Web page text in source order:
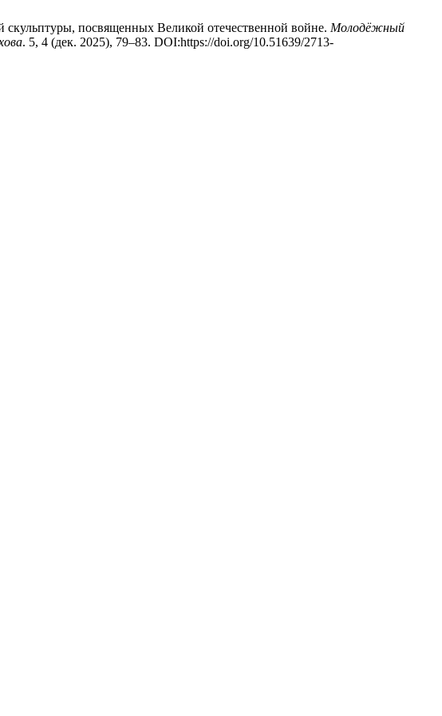
посвященных Великой отечественной войне. Молодёжный
. 5, 4 (дек. 2025), 79–83. DOI:https://doi.org/10.51639/2713-